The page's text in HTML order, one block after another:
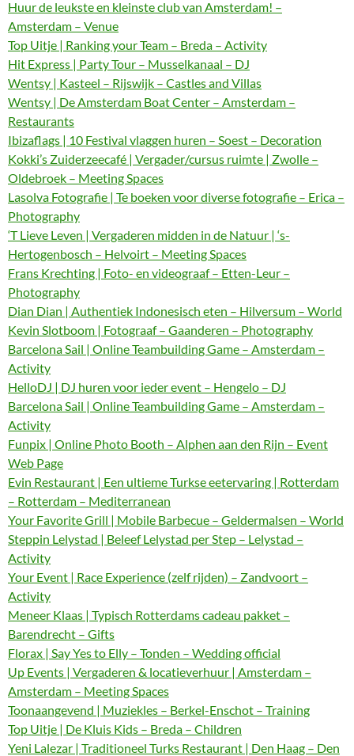
Huur de leukste en kleinste club van Amsterdam! –
Amsterdam – Venue
Top Uitje | Ranking your Team – Breda – Activity
Hit Express | Party Tour – Musselkanaal – DJ
Wentsy | Kasteel – Rijswijk – Castles and Villas
Wentsy | De Amsterdam Boat Center – Amsterdam –
Restaurants
Ibizaflags | 10 Festival vlaggen huren – Soest – Decoration
Kokki’s Zuiderzeecafé | Vergader/cursus ruimte | Zwolle –
Oldebroek – Meeting Spaces
Lasolva Fotografie | Te boeken voor diverse fotografie – Erica –
Photography
‘T Lieve Leven | Vergaderen midden in de Natuur | ‘s-
Hertogenbosch – Helvoirt – Meeting Spaces
Frans Krechting | Foto- en videograaf – Etten-Leur –
Photography
Dian Dian | Authentiek Indonesisch eten – Hilversum – World
Kevin Slotboom | Fotograaf – Gaanderen – Photography
Barcelona Sail | Online Teambuilding Game – Amsterdam –
Activity
HelloDJ | DJ huren voor ieder event – Hengelo – DJ
Barcelona Sail | Online Teambuilding Game – Amsterdam –
Activity
Funpix | Online Photo Booth – Alphen aan den Rijn – Event
Web Page
Evin Restaurant | Een ultieme Turkse eetervaring | Rotterdam
– Rotterdam – Mediterranean
Your Favorite Grill | Mobile Barbecue – Geldermalsen – World
Steppin Lelystad | Beleef Lelystad per Step – Lelystad –
Activity
Your Event | Race Experience (zelf rijden) – Zandvoort –
Activity
Meneer Klaas | Typisch Rotterdams cadeau pakket –
Barendrecht – Gifts
Florax | Say Yes to Elly – Tonden – Wedding official
Up Events | Vergaderen & locatieverhuur | Amsterdam –
Amsterdam – Meeting Spaces
Toonaangevend | Muziekles – Berkel-Enschot – Training
Top Uitje | De Kluis Kids – Breda – Children
Yeni Lalezar | Traditioneel Turks Restaurant | Den Haag – Den